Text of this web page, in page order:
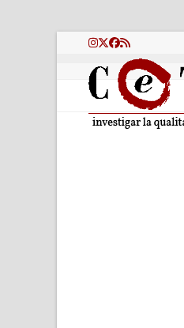
Instagram
Twitter
Facebook
RSS